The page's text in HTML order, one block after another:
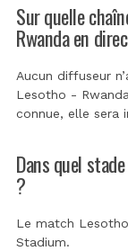
Sur quelle
Rwanda en
Aucun diffuseur
Lesotho -
connue, elle sera
Dans quel
?
Le match
Stadium.